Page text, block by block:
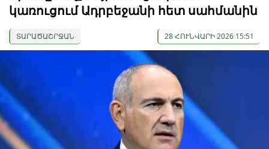
կառուցում Ադրբեջանի հետ սահմանին
ՏԱՐԱԾԱՇՐՋԱՆ 28 ՀՈՒՆՎԱՐԻ 2026 15:51